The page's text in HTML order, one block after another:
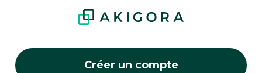
Créer un compte